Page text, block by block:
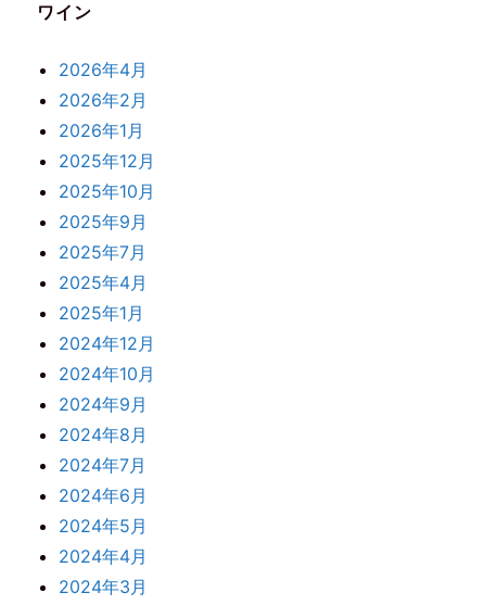
ワイン
2026年4月
2026年2月
2026年1月
2025年12月
2025年10月
2025年9月
2025年7月
2025年4月
2025年1月
2024年12月
2024年10月
2024年9月
2024年8月
2024年7月
2024年6月
2024年5月
2024年4月
2024年3月